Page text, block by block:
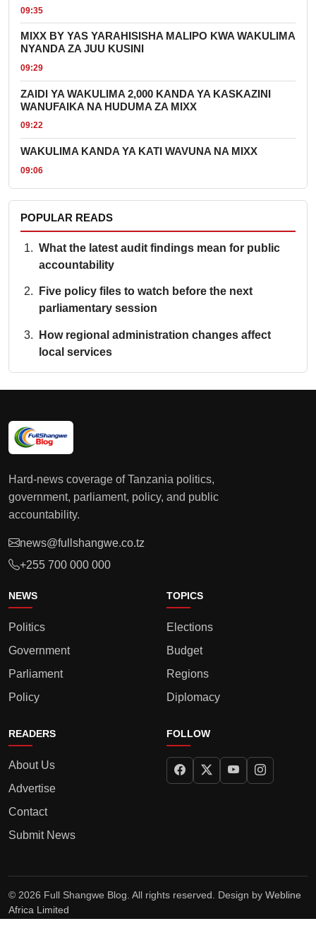
09:35
MIXX BY YAS YARAHISISHA MALIPO KWA WAKULIMA
NYANDA ZA JUU KUSINI
09:29
ZAIDI YA WAKULIMA 2,000 KANDA YA KASKAZINI
WANUFAIKA NA HUDUMA ZA MIXX
09:22
WAKULIMA KANDA YA KATI WAVUNA NA MIXX
09:06
POPULAR READS
What the latest audit findings mean for public
accountability
Five policy files to watch before the next
parliamentary session
How regional administration changes affect
local services
Hard-news coverage of Tanzania politics,
government, parliament, policy, and public
accountability.
news@fullshangwe.co.tz
+255 700 000 000
NEWS
Politics
Government
Parliament
Policy
TOPICS
Elections
Budget
Regions
Diplomacy
READERS
About Us
Advertise
Contact
Submit News
FOLLOW
© 2026 Full Shangwe Blog. All rights reserved. Design by Webline
Africa Limited